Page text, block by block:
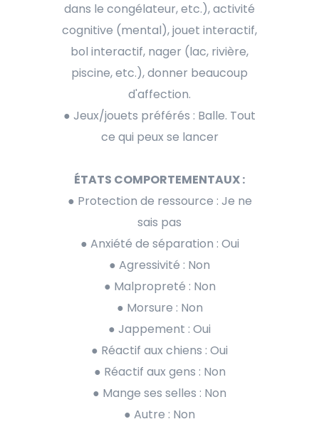
dans le congélateur, etc.), activité
cognitive (mental), jouet interactif,
bol interactif, nager (lac, rivière,
piscine, etc.), donner beaucoup
d'affection.
● Jeux/jouets préférés : Balle. Tout
ce qui peux se lancer
ÉTATS COMPORTEMENTAUX :
● Protection de ressource : Je ne
sais pas
● Anxiété de séparation : Oui
● Agressivité : Non
● Malpropreté : Non
● Morsure : Non
● Jappement : Oui
● Réactif aux chiens : Oui
● Réactif aux gens : Non
● Mange ses selles : Non
● Autre : Non